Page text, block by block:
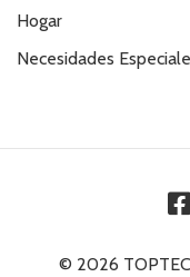
Hogar
Necesidades
© 2026